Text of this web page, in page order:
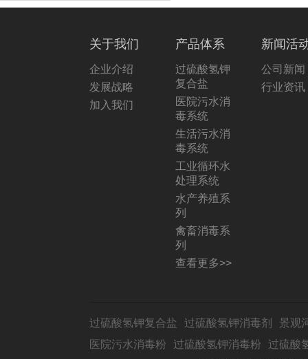
关于我们
企业介绍
发展战略
加入我们
产品体系
过硫酸氢钾
复合盐
医院污水消
毒系统
生活污水消
毒系统
工业循环水
处理系统
水产养殖系
列
禽畜消毒系
列
查看更多>>
新闻活
公司新闻
行业资讯
过硫酸氢钾复合盐 过硫酸氢钾消毒剂
景观
医院污水消毒粉
过硫酸氢钾消毒粉
过硫酸